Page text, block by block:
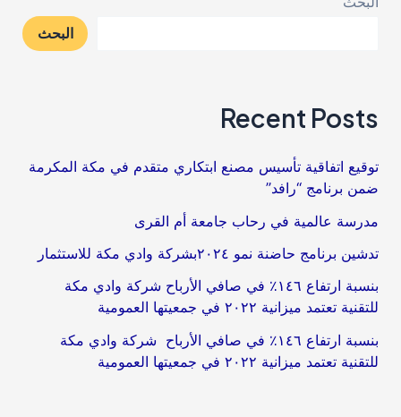
مصنع
مكة
ضمن
برنامج
“رافد”
البحث
Recent Posts
توقيع اتفاقية تأسيس مصنع ابتكاري متقدم في مكة المكرمة
ضمن برنامج “رافد”
مدرسة عالمية في رحاب جامعة أم القرى​
تدشين برنامج حاضنة نمو ٢٠٢٤بشركة وادي مكة للاستثمار
بنسبة ارتفاع ١٤٦٪؜ في صافي الأرباح شركة وادي مكة
للتقنية تعتمد ميزانية ٢٠٢٢ في جمعيتها العمومية
بنسبة ارتفاع ١٤٦٪؜ في صافي الأرباح شركة وادي مكة
للتقنية تعتمد ميزانية ٢٠٢٢ في جمعيتها العمومية